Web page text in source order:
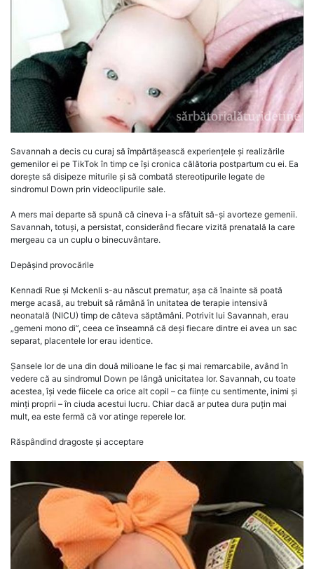
Savannah a decis cu curaj să împărtășească experiențele și realizările
gemenilor ei pe TikTok în timp ce își cronica călătoria postpartum cu ei. Ea
dorește să disipeze miturile și să combată stereotipurile legate de
sindromul Down prin videoclipurile sale.
A mers mai departe să spună că cineva i-a sfătuit să-și avorteze gemenii.
Savannah, totuși, a persistat, considerând fiecare vizită prenatală la care
mergeau ca un cuplu o binecuvântare.
Depășind provocările
Kennadi Rue și Mckenli s-au născut prematur, așa că înainte să poată
merge acasă, au trebuit să rămână în unitatea de terapie intensivă
neonatală (NICU) timp de câteva săptămâni. Potrivit lui Savannah, erau
„gemeni mono di”, ceea ce înseamnă că deși fiecare dintre ei avea un sac
separat, placentele lor erau identice.
Șansele lor de una din două milioane le fac și mai remarcabile, având în
vedere că au sindromul Down pe lângă unicitatea lor. Savannah, cu toate
acestea, își vede fiicele ca orice alt copil – ca ființe cu sentimente, inimi și
minți proprii – în ciuda acestui lucru. Chiar dacă ar putea dura puțin mai
mult, ea este fermă că vor atinge reperele lor.
Răspândind dragoste și acceptare